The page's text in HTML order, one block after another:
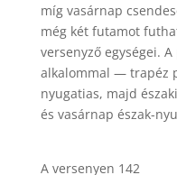
míg vasárnap
még két futamot
versenyző egységei.
alkalommal — trapéz
nyugatias, majd
és vasárnap észak-
A versenyen 142